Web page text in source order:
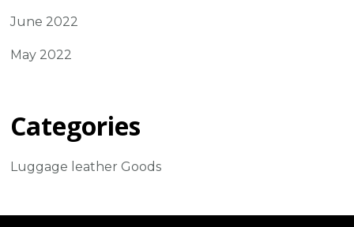
June 2022
May 2022
Categories
Luggage leather Goods